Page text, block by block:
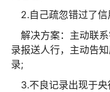
2.自己疏忽错过了信
解决方案：主动联
录报送人行，主动告
录;
3.不良记录出现于